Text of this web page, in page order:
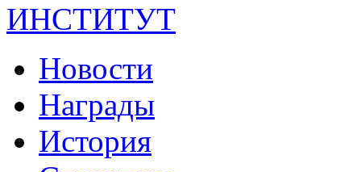
ИНСТИТУТ
Новости
Награды
История